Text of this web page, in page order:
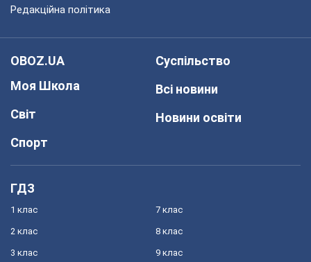
Редакційна політика
OBOZ.UA
Моя Школа
Світ
Спорт
Суспільство
Всі новини
Новини освіти
ГДЗ
1 клас
2 клас
3 клас
7 клас
8 клас
9 клас